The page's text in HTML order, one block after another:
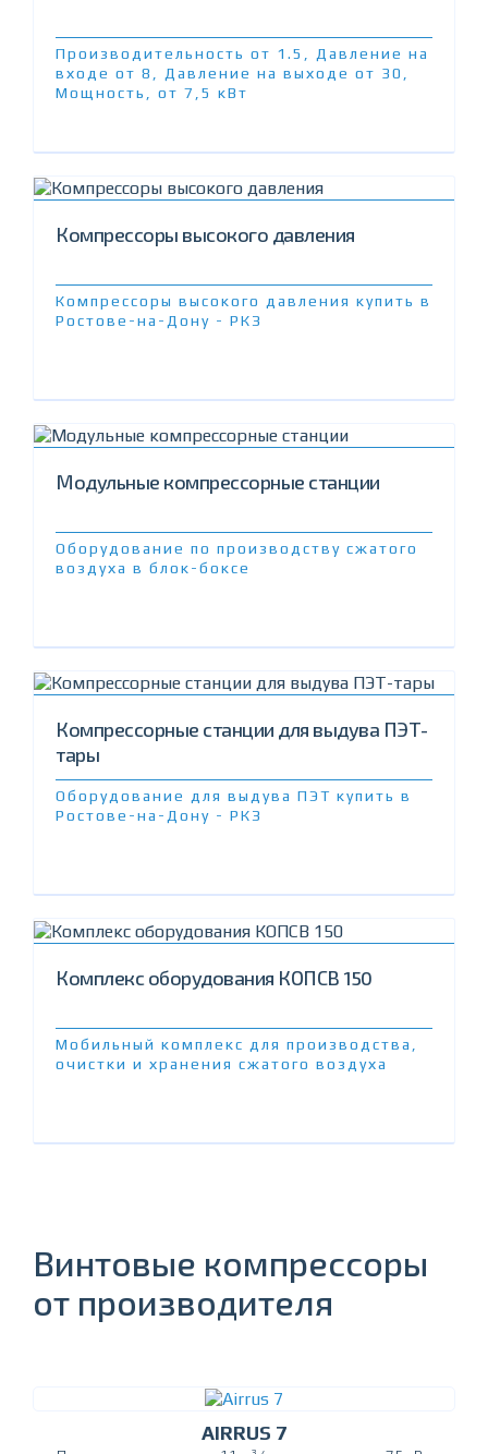
Производительность от 1.5, Давление на
входе от 8, Давление на выходе от 30,
Мощность, от 7,5 кВт
Компрессоры высокого давления
Компрессоры высокого давления купить в
Ростове-на-Дону - РКЗ
Модульные компрессорные станции
Оборудование по производству сжатого
воздуха в блок-боксе
Компрессорные станции для выдува ПЭТ-
тары
Оборудование для выдува ПЭТ купить в
Ростове-на-Дону - РКЗ
Комплекс оборудования КОПСВ 150
Мобильный комплекс для производства,
очистки и хранения сжатого воздуха
Винтовые компрессоры
от производителя
AIRRUS 7